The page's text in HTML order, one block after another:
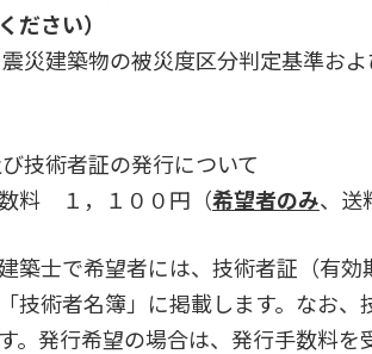
ださい）
建築物の被災度区分判定基準およ
技術者証の発行について
料 １，１００円（希望者のみ、送
士で希望者には、技術者証（有効
技術者名簿」に掲載します。なお、
。発行希望の場合は、発行手数料を